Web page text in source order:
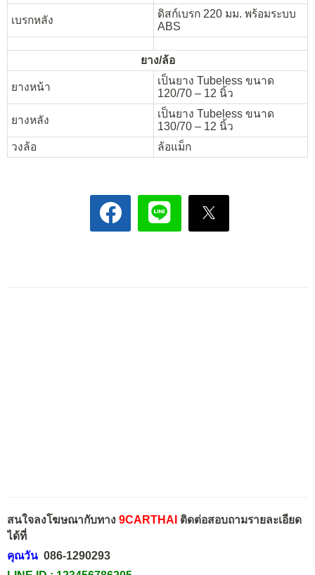
เบรกหลัง
ดิสก์เบรก 220 มม. พร้อมระบบ
ABS
ยาง/ล้อ
ยางหน้า
เป็นยาง Tubeless ขนาด
120/70 – 12 นิ้ว
ยางหลัง
เป็นยาง Tubeless ขนาด
130/70 – 12 นิ้ว
วงล้อ
ล้อแม็ก
สนใจลงโฆษณากับทาง 9CARTHAI ติดต่อสอบถามรายละเอียด
ได้ที่
คุณวัน 086-1290293